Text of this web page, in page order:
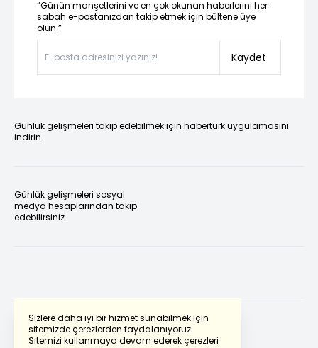
Sizlere daha iyi bir hizmet sunabilmek için
sitemizde çerezlerden faydalanıyoruz.
Sitemizi kullanmaya devam ederek çerezleri
“Günün manşetlerini ve en çok okunan haberlerini her
sabah e-postanızdan takip etmek için bültene üye
olun.”
Kaydet
Günlük gelişmeleri takip edebilmek için habertürk uygulamasını
indirin
Günlük gelişmeleri sosyal
medya hesaplarından takip
edebilirsiniz.